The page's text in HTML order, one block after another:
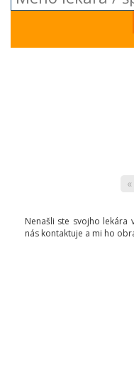
«
Nenašli ste svojho lekára
nás kontaktuje a mi ho